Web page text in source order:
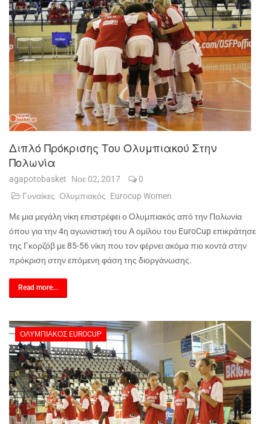
Διπλό Πρόκρισης Του Ολυμπιακού Στην
Πολωνία
agapotobasket Νοε 02, 2017
0
Γυναίκες Ολυμπιακός Eurocup Women
Με μια μεγάλη νίκη επιστρέφει ο Ολυμπιακός από την Πολωνία
όπου για την 4η αγωνιστική του Α ομίλου του EuroCup επικράτησε
της Γκορζόβ με 85-56 νίκη που τον φέρνει ακόμα πιο κοντά στην
πρόκριση στην επόμενη φάση της διοργάνωσης.
Read more...
ΟΛΥΜΠΙΑΚΌΣ EUROCUP